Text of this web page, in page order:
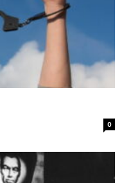
0